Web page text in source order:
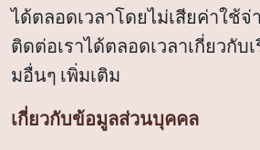
ได้ตลอดเวลาโดยไม่เสียค่าใช้
ติดต่อเราได้ตลอดเวลาเกี่ยวกับ
มอื่นๆ เพิ่มเติม
เกี่ยวกับข้อมูลส่วนบุคคล